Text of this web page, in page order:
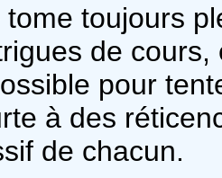
toujours
de
pour
à des
de chacun.